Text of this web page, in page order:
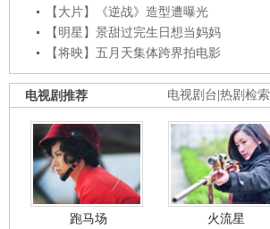
【大片】《逆战》造型遭曝光
【明星】景甜过完生日想当妈妈
【将映】五月天集体跨界拍电影
电视剧台 热剧检索
电视剧推荐
跑马场 火流星